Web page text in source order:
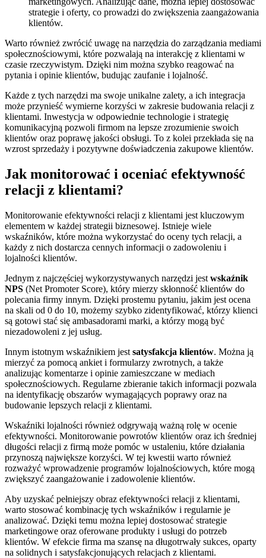
strategie i oferty, co prowadzi do zwiększenia zaangażowania
klientów.
Warto również zwrócić uwagę na narzędzia do zarządzania mediami
społecznościowymi, które pozwalają na interakcję z klientami w
czasie rzeczywistym. Dzięki nim można szybko reagować na
pytania i opinie klientów, budując zaufanie i lojalność.
Każde z tych narzędzi ma swoje unikalne zalety, a ich integracja
może przynieść wymierne korzyści w zakresie budowania relacji z
klientami. Inwestycja w odpowiednie technologie i strategię
komunikacyjną pozwoli firmom na lepsze zrozumienie swoich
klientów oraz poprawę jakości obsługi. To z kolei przekłada się na
wzrost sprzedaży i pozytywne doświadczenia zakupowe klientów.
Jak monitorować i oceniać efektywność
relacji z klientami?
Monitorowanie efektywności relacji z klientami jest kluczowym
elementem w każdej strategii biznesowej. Istnieje wiele
wskaźników, które można wykorzystać do oceny tych relacji, a
każdy z nich dostarcza cennych informacji o zadowoleniu i
lojalności klientów.
Jednym z najczęściej wykorzystywanych narzędzi jest wskaźnik
NPS (Net Promoter Score), który mierzy skłonność klientów do
polecania firmy innym. Dzięki prostemu pytaniu, jakim jest ocena
na skali od 0 do 10, możemy szybko zidentyfikować, którzy klienci
są gotowi stać się ambasadorami marki, a którzy mogą być
niezadowoleni z jej usług.
Innym istotnym wskaźnikiem jest satysfakcja klientów. Można ją
mierzyć za pomocą ankiet i formularzy zwrotnych, a także
analizując komentarze i opinie zamieszczane w mediach
społecznościowych. Regularne zbieranie takich informacji pozwala
na identyfikację obszarów wymagających poprawy oraz na
budowanie lepszych relacji z klientami.
Wskaźniki lojalności również odgrywają ważną rolę w ocenie
efektywności. Monitorowanie powrotów klientów oraz ich średniej
długości relacji z firmą może pomóc w ustaleniu, które działania
przynoszą największe korzyści. W tej kwestii warto również
rozważyć wprowadzenie programów lojalnościowych, które mogą
zwiększyć zaangażowanie i zadowolenie klientów.
Aby uzyskać pełniejszy obraz efektywności relacji z klientami,
warto stosować kombinację tych wskaźników i regularnie je
analizować. Dzięki temu można lepiej dostosować strategie
marketingowe oraz oferowane produkty i usługi do potrzeb
klientów. W efekcie firma ma szansę na długotrwały sukces, oparty
na solidnych i satysfakcjonujących relacjach z klientami.